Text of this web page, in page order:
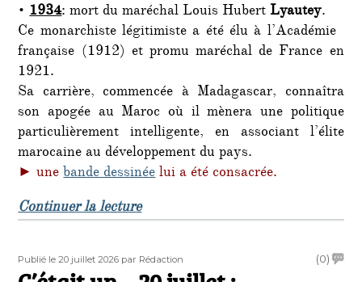
•1934: mort du maréchal Louis Hubert Lyautey.
Ce monarchiste légitimiste a été élu à l’Académie
française (1912) et promu maréchal de France en
1921.
Sa carrière, commencée à Madagascar, connaîtra
son apogée au Maroc où il mènera une politique
particulièrement intelligente, en associant l’élite
marocaine au développement du pays.
► unebande dessinéelui a été consacrée.
Continuer la lecturede « C’était un 21 juillet… »
Publié
Publié le 20 juillet 2026 Auteur
par Rédaction (0)on